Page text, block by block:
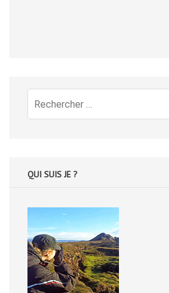
Recherche
pour
QUI SUIS JE ?